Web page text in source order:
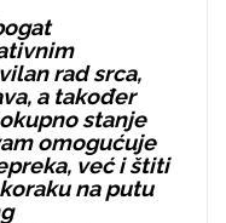
rad srca,
a također
stanje
omogućuje
već i štiti
na putu